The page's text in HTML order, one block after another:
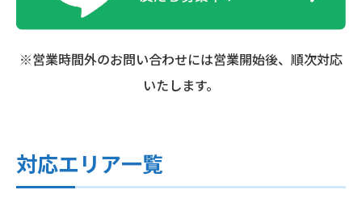
※営業時間外のお問い合わせには営業開始後、順次対応
いたします。
対応エリア一覧